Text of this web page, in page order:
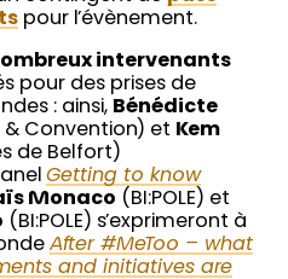
pour l’évènement.
intervenants
pour des prises de
: ainsi, Bénédicte
& Convention) et Kem
de Belfort)
Getting to know
Monaco (BI:POLE) et
(BI:POLE) s’exprimeront à
After #MeToo – what
and initiatives are